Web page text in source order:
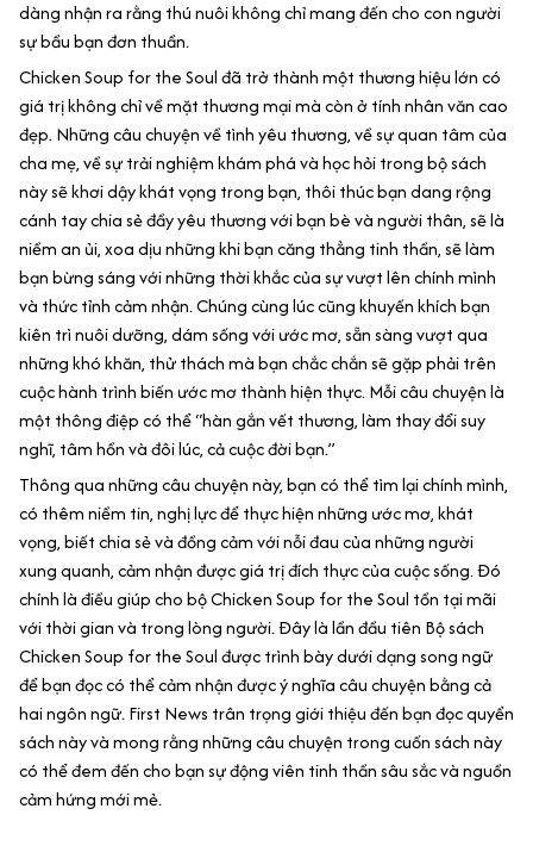
dàng nhận ra rằng thú nuôi không chỉ mang đến cho con người
sự bầu bạn đơn thuần.
Chicken Soup for the Soul đã trở thành một thương hiệu lớn có
giá trị không chỉ về mặt thương mại mà còn ở tính nhân văn cao
đẹp. Những câu chuyện về tình yêu thương, về sự quan tâm của
cha mẹ, về sự trải nghiệm khám phá và học hỏi trong bộ sách
này sẽ khơi dậy khát vọng trong bạn, thôi thúc bạn dang rộng
cánh tay chia sẻ đầy yêu thương với bạn bè và người thân, sẽ là
niềm an ủi, xoa dịu những khi bạn căng thẳng tinh thần, sẽ làm
bạn bừng sáng với những thời khắc của sự vượt lên chính mình
và thức tỉnh cảm nhận. Chúng cùng lúc cũng khuyến khích bạn
kiên trì nuôi dưỡng, dám sống với ước mơ, sẵn sàng vượt qua
những khó khăn, thử thách mà bạn chắc chắn sẽ gặp phải trên
cuộc hành trình biến ước mơ thành hiện thực. Mỗi câu chuyện là
một thông điệp có thể “hàn gắn vết thương, làm thay đổi suy
nghĩ, tâm hồn và đôi lúc, cả cuộc đời bạn.”
Thông qua những câu chuyện này, bạn có thể tìm lại chính mình,
có thêm niềm tin, nghị lực để thực hiện những ước mơ, khát
vọng, biết chia sẻ và đồng cảm với nỗi đau của những người
xung quanh, cảm nhận được giá trị đích thực của cuộc sống. Đó
chính là điều giúp cho bộ Chicken Soup for the Soul tồn tại mãi
với thời gian và trong lòng người. Đây là lần đầu tiên Bộ sách
Chicken Soup for the Soul được trình bày dưới dạng song ngữ
để bạn đọc có thể cảm nhận được ý nghĩa câu chuyện bằng cả
hai ngôn ngữ. First News trân trọng giới thiệu đến bạn đọc quyển
sách này và mong rằng những câu chuyện trong cuốn sách này
có thể đem đến cho bạn sự động viên tinh thần sâu sắc và nguồn
cảm hứng mới mẻ.